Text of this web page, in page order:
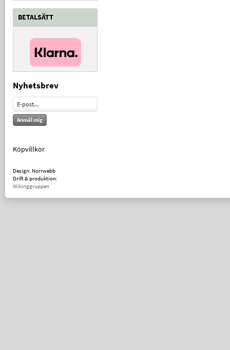
BETALSÄTT
Nyhetsbrev
Anmäl mig
Köpvillkor
Design: Norrwebb
Drift & produktion:
Wikinggruppen